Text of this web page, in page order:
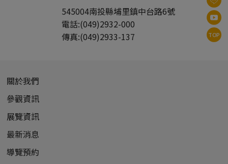
545004南投縣埔里鎮中台路6號
電話:(049)2932-000
傳真:(049)2933-137
關於我們
參觀資訊
展覽資訊
最新消息
導覽預約
TOP